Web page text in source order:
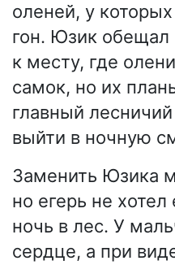
оленей, у
гон. Юзик обещал
к месту, где
самок, но их
главный
выйти в ночную
Заменить Юзика
но егерь не хотел
ночь в лес. У
сердце, а при